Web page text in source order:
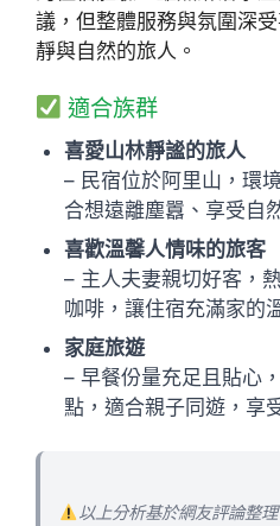
議，但整體服務與氛圍深
靜與自然的旅人。
適合族群
喜愛山林靜謐的旅人
– 民宿位於阿里山，環
合想遠離塵囂、享受自
喜歡溫馨人情味的旅客
– 主人夫妻親切好客，
咖啡，讓住宿充滿家的
家庭旅遊
– 早餐份量充足且貼心
點，適合親子同遊，享
以上分析基於網友評論整